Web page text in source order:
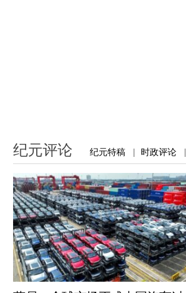
纪元评论 纪元特稿 | 时政评论 |